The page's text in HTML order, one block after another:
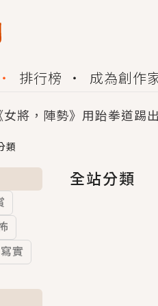
排行榜 成為創作
將，陣勢》用跆拳道踢
華文小說創作首選！有機
｜《離婚你提的，二婚
檸檬與重疊世界》炎熱的
中毒》救命！特殊費洛
了｜《陰陽鬼店》上班族
行員》每個人心中都有
類
寫實
全站分類